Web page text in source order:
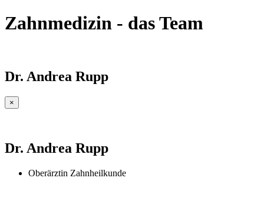
Zahnmedizin - das Team
Dr. Andrea Rupp
×
Dr. Andrea Rupp
Oberärztin Zahnheilkunde